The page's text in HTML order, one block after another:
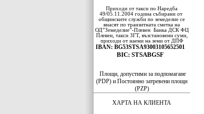
Приходи от такси по Наредба
49/05.11.2004 година събирани от
общинските служби по земеделие се
внасят по транзитната сметка на
ОД”Земеделие”-Плевен Банка ДСКФЦ
Плевен, такси ЗГТ, възстановени суми,
приходи от наеми на земи от ДПФ
IBAN: BG53STSA93003105652501
BIC: STSABGSF
Площи, допустими за подпомагане
(PDP) и Постоянно затревени площи
(PZP)
ХАРТА НА КЛИЕНТА